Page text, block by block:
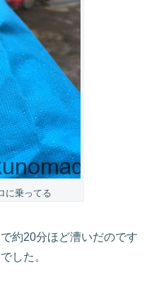
に乗ってる
約20分ほど漕いだのです
した。